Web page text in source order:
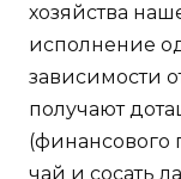
хозяйства
исполнение
зависимости
получают
чай и сосать